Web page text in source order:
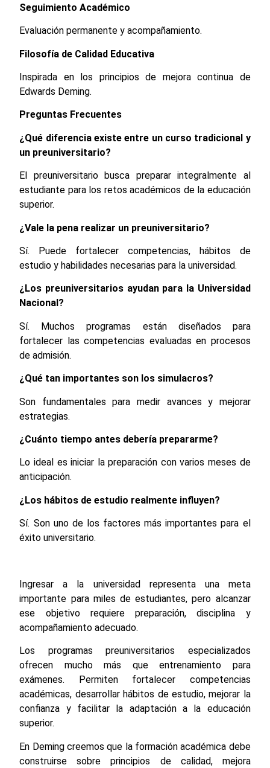
Seguimiento Académico
Evaluación permanente y acompañamiento.
Filosofía de Calidad Educativa
Inspirada en los principios de mejora continua de
Edwards Deming.
Preguntas Frecuentes
¿Qué diferencia existe entre un curso tradicional y
un preuniversitario?
El preuniversitario busca preparar integralmente al
estudiante para los retos académicos de la educación
superior.
¿Vale la pena realizar un preuniversitario?
Sí. Puede fortalecer competencias, hábitos de
estudio y habilidades necesarias para la universidad.
¿Los preuniversitarios ayudan para la Universidad
Nacional?
Sí. Muchos programas están diseñados para
fortalecer las competencias evaluadas en procesos
de admisión.
¿Qué tan importantes son los simulacros?
Son fundamentales para medir avances y mejorar
estrategias.
¿Cuánto tiempo antes debería prepararme?
Lo ideal es iniciar la preparación con varios meses de
anticipación.
¿Los hábitos de estudio realmente influyen?
Sí. Son uno de los factores más importantes para el
éxito universitario.
Ingresar a la universidad representa una meta
importante para miles de estudiantes, pero alcanzar
ese objetivo requiere preparación, disciplina y
acompañamiento adecuado.
Los programas preuniversitarios especializados
ofrecen mucho más que entrenamiento para
exámenes. Permiten fortalecer competencias
académicas, desarrollar hábitos de estudio, mejorar la
confianza y facilitar la adaptación a la educación
superior.
En Deming creemos que la formación académica debe
construirse sobre principios de calidad, mejora